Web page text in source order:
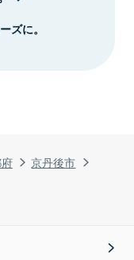
京丹後市
ズに。